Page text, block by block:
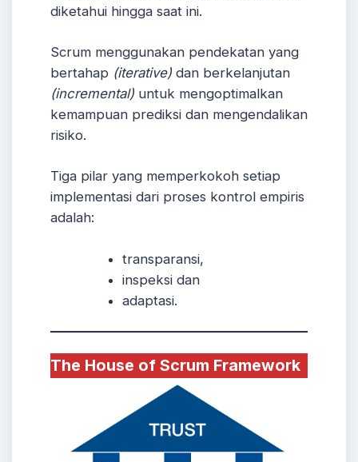
diketahui hingga saat ini.
Scrum menggunakan pendekatan yang
bertahap (iterative) dan berkelanjutan
(incremental) untuk mengoptimalkan
kemampuan prediksi dan mengendalikan
risiko.
Tiga pilar yang memperkokoh setiap
implementasi dari proses kontrol empiris
adalah:
transparansi,
inspeksi dan
adaptasi.
The House of Scrum Framework